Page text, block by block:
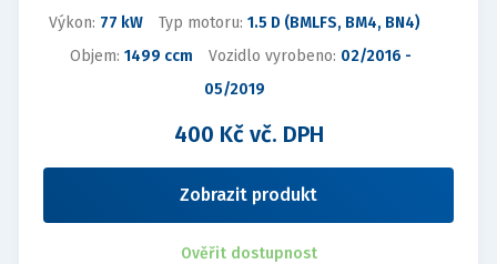
Výkon: 77 kW Typ motoru: 1.5 D (BMLFS, BM4, BN4)
Objem: 1499 ccm Vozidlo vyrobeno: 02/2016 -
05/2019
400 Kč vč. DPH
Zobrazit produkt
Ověřit dostupnost